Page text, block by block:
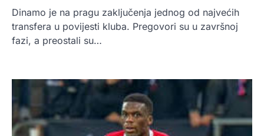
Dinamo je na pragu zaključenja jednog od najvećih
transfera u povijesti kluba. Pregovori su u završnoj
fazi, a preostali su…